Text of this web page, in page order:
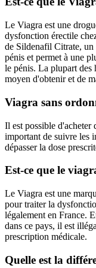
Le Viagra est une
dysfonction érectile
de Sildenafil Citrate, un
pénis et permet à une
le pénis. La plupart des
moyen d'obtenir et de
Viagra sans
Il est possible d'acheter
important de suivre les
dépasser la dose
Est-ce que le
Le Viagra est une
pour traiter la
légalement en France.
dans ce pays, il est
prescription médicale.
Quelle est la